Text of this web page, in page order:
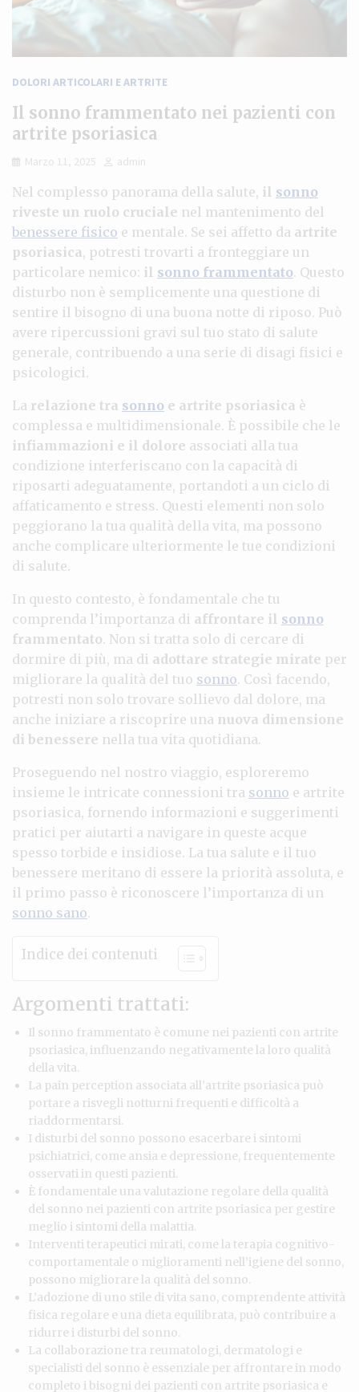
DOLORI ARTICOLARI E ARTRITE
Il sonno frammentato nei pazienti con
artrite psoriasica
Marzo 11, 2025 admin
Nel complesso panorama della salute, il sonno
riveste un ruolo cruciale nel mantenimento del
benessere fisico e mentale. Se sei affetto da artrite
psoriasica, potresti trovarti a fronteggiare un
particolare nemico: il sonno frammentato. Questo
disturbo non è semplicemente una questione di
sentire il bisogno di una buona notte di riposo. Può
avere ripercussioni gravi sul tuo stato di salute
generale, contribuendo a una serie di disagi fisici e
psicologici.
La relazione tra sonno e artrite psoriasica è
complessa e multidimensionale. È possibile che le
infiammazioni e il dolore associati alla tua
condizione interferiscano con la capacità di
riposarti adeguatamente, portandoti a un ciclo di
affaticamento e stress. Questi elementi non solo
peggiorano la tua qualità della vita, ma possono
anche complicare ulteriormente le tue condizioni
di salute.
In questo contesto, è fondamentale che tu
comprenda l’importanza di affrontare il sonno
frammentato. Non si tratta solo di cercare di
dormire di più, ma di adottare strategie mirate per
migliorare la qualità del tuo sonno. Così facendo,
potresti non solo trovare sollievo dal dolore, ma
anche iniziare a riscoprire una nuova dimensione
di benessere nella tua vita quotidiana.
Proseguendo nel nostro viaggio, esploreremo
insieme le intricate connessioni tra sonno e artrite
psoriasica, fornendo informazioni e suggerimenti
pratici per aiutarti a navigare in queste acque
spesso torbide e insidiose. La tua salute e il tuo
benessere meritano di essere la priorità assoluta, e
il primo passo è riconoscere l’importanza di un
sonno sano.
Indice dei contenuti
Argomenti trattati:
Il sonno frammentato è comune nei pazienti con artrite
psoriasica, influenzando negativamente la loro qualità
della vita.
La pain perception associata all’artrite psoriasica può
portare a risvegli notturni frequenti e difficoltà a
riaddormentarsi.
I disturbi del sonno possono esacerbare i sintomi
psichiatrici, come ansia e depressione, frequentemente
osservati in questi pazienti.
È fondamentale una valutazione regolare della qualità
del sonno nei pazienti con artrite psoriasica per gestire
meglio i sintomi della malattia.
Interventi terapeutici mirati, come la terapia cognitivo-
comportamentale o miglioramenti nell’igiene del sonno,
possono migliorare la qualità del sonno.
L’adozione di uno stile di vita sano, comprendente attività
fisica regolare e una dieta equilibrata, può contribuire a
ridurre i disturbi del sonno.
La collaborazione tra reumatologi, dermatologi e
specialisti del sonno è essenziale per affrontare in modo
completo i bisogni dei pazienti con artrite psoriasica e